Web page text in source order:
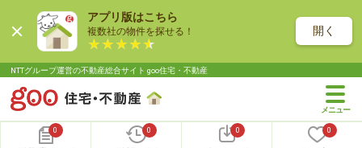
アプリ版はこちら
複数社の物件を探せる！ 開く
NTTグループ運営の不動産総合サイト goo住宅・不動産
0 0 0 0